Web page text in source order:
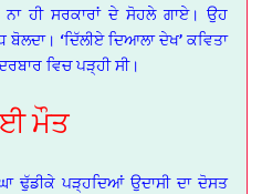
ਹੀ ਸਰਕਾਰਾਂ ਦੇ ਸੋਹਲੇ ਗਾਏ। ਉਹ
‘ਦਿੱਲੀਏ ਦਿਆਲਾ ਦੇਖ’ ਕਵਿਤਾ
ਵਿਚ ਪੜ੍ਹੀ ਸੀ।
ਮੌਤ
ਢੁੱਡੀਕੇ ਪੜ੍ਹਦਿਆਂ ਉਦਾਸੀ ਦਾ ਦੋਸਤ